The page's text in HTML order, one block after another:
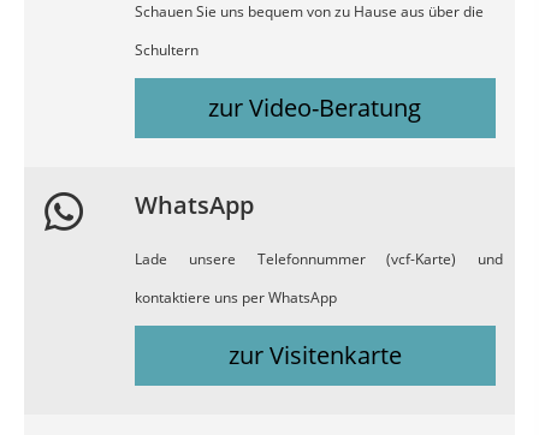
Schauen Sie uns bequem von zu Hause aus über die
Schultern
zur Video-Beratung
WhatsApp
Lade unsere Telefonnummer (vcf-Karte) und
kontaktiere uns per WhatsApp
zur Visitenkarte